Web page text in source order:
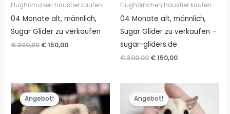
Flughörnchen haustier kaufen
04 Monate alt, männlich,
Sugar Glider zu verkaufen
€300,00 Ursprünglicher
€150,00Aktueller
Flughörnchen haustier kaufen
04 Monate alt, männlich,
Sugar Glider zu verkaufen –
sugar-gliders.de
€300,00 Ursprünglicher
€ 300,00
€150,00Aktueller
€ 150,00.
Angebot! Angebot!